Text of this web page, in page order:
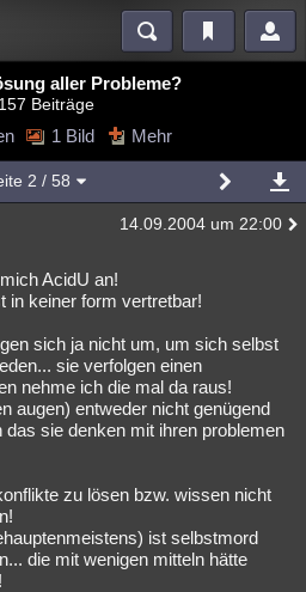
Blogs Videos
Mystery Kriminalfälle
Technologie
Esoterik Literatur
Gruppen Gaming Filme
Allmystery English
Alle Neue Geschlossen
aller Probleme?
Beiträge
1 Bild Mehr
2 / 58
14.09.2004 um 22:00
AcidU an!
in keiner form vertretbar!
sich ja nicht um, um sich selbst
sie verfolgen einen
nehme ich die mal da raus!
augen) entweder nicht genügend
das sie denken mit ihren problemen
zu lösen bzw. wissen nicht
ist selbstmord
die mit wenigen mitteln hätte